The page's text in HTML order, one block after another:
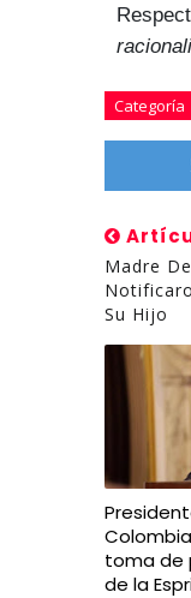
Categoría
Madre
Su Hijo
toma de
de la